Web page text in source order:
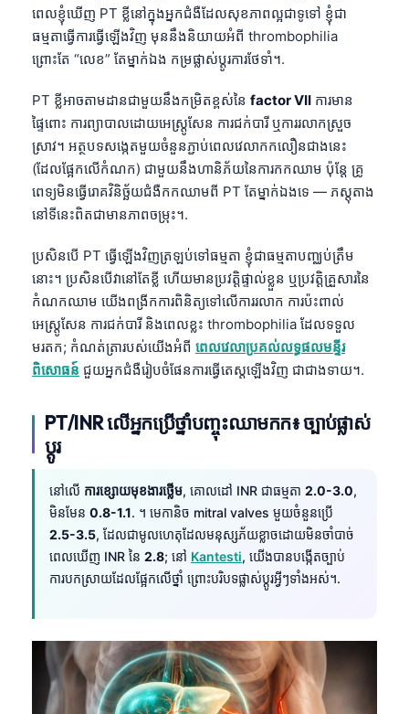
ពេលខ្ញុំឃើញ PT ខ្លីនៅក្នុងអ្នកជំងឺដែលសុខភាពល្អជាទូទៅ ខ្ញុំជា
ធម្មតាធ្វើការធ្វើឡើងវិញ មុននឹងនិយាយអំពី thrombophilia
ព្រោះតែ “លេខ” តែម្នាក់ឯង កម្រផ្លាស់ប្តូរការថែទាំ។.
PT ខ្លីអាចតាមដានជាមួយនឹងកម្រិតខ្ពស់នៃ factor VII ការមាន
ផ្ទៃពោះ ការព្យាបាលដោយអេស្ត្រូសែន ការជក់បារី ឬការរលាកស្រួច
ស្រាវ។ អត្ថបទសង្កេតមួយចំនួនភ្ជាប់ពេលវេលាកកលឿនជាងនេះ
(ដែលផ្អែកលើកំណក) ជាមួយនឹងហានិភ័យនៃការកកឈាម ប៉ុន្តែ គ្រូ
ពេទ្យមិនធ្វើរោគវិនិច្ឆ័យជំងឺកកឈាមពី PT តែម្នាក់ឯងទេ — ភស្តុតាង
នៅទីនេះពិតជាមានភាពចម្រុះ។.
ប្រសិនបើ PT ធ្វើឡើងវិញត្រឡប់ទៅធម្មតា ខ្ញុំជាធម្មតាបញ្ឈប់ត្រឹម
នោះ។ ប្រសិនបើវានៅតែខ្លី ហើយមានប្រវត្តិផ្ទាល់ខ្លួន ឬប្រវត្តិគ្រួសារនៃ
កំណកឈាម យើងពង្រីកការពិនិត្យទៅលើការរលាក ការប៉ះពាល់
អេស្ត្រូសែន ការជក់បារី និងពេលខ្លះ thrombophilia ដែលទទួល
មរតក; កំណត់ត្រារបស់យើងអំពី ពេលវេលាប្រគល់លទ្ធផលមន្ទីរ
ពិសោធន៍ ជួយអ្នកជំងឺរៀបចំផែនការធ្វើតេស្តឡើងវិញ ជាជាងទាយ។.
PT/INR លើអ្នកប្រើថ្នាំបញ្ចុះឈាមកក៖ ច្បាប់ផ្លាស់
ប្តូរ
នៅលើ ការខ្សោយមុខងារថ្លើម, គោលដៅ INR ជាធម្មតា 2.0-3.0,
មិនមែន 0.8-1.1. ។ មេកានិច mitral valves មួយចំនួនប្រើ
2.5-3.5, ដែលជាមូលហេតុដែលមនុស្សភ័យខ្លាចដោយមិនចាំបាច់
ពេលឃើញ INR នៃ 2.8; នៅ Kantesti, យើងបានបង្កើតច្បាប់
ការបកស្រាយដែលផ្អែកលើថ្នាំ ព្រោះបរិបទផ្លាស់ប្តូរអ្វីៗទាំងអស់។.